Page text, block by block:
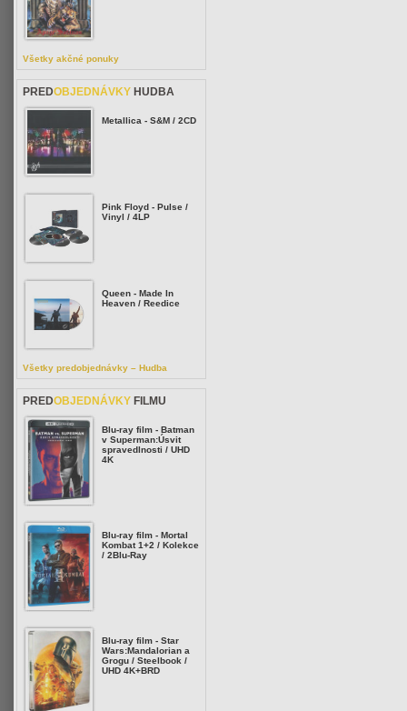
Všetky akčné ponuky
PREDOBJEDNÁVKY HUDBA
Metallica - S&M / 2CD
Pink Floyd - Pulse /
Vinyl / 4LP
Queen - Made In
Heaven / Reedice
Všetky predobjednávky – Hudba
PREDOBJEDNÁVKY FILMU
Blu-ray film - Batman
v Superman:Úsvit
spravedlnosti / UHD
4K
Blu-ray film - Mortal
Kombat 1+2 / Kolekce
/ 2Blu-Ray
Blu-ray film - Star
Wars:Mandalorian a
Grogu / Steelbook /
UHD 4K+BRD